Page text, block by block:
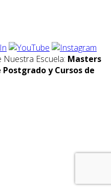
Nuestra Escuela: Masters
y Cursos de